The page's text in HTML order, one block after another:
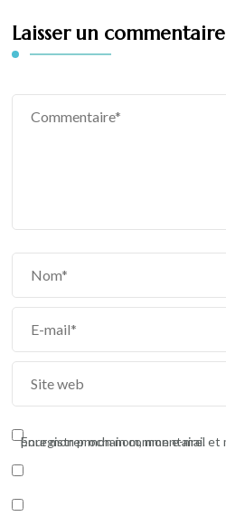
Laisser un commentaire
Enregistrer mon nom, mon e-mail et mon site dans le navigateur pour mon prochain commentaire.